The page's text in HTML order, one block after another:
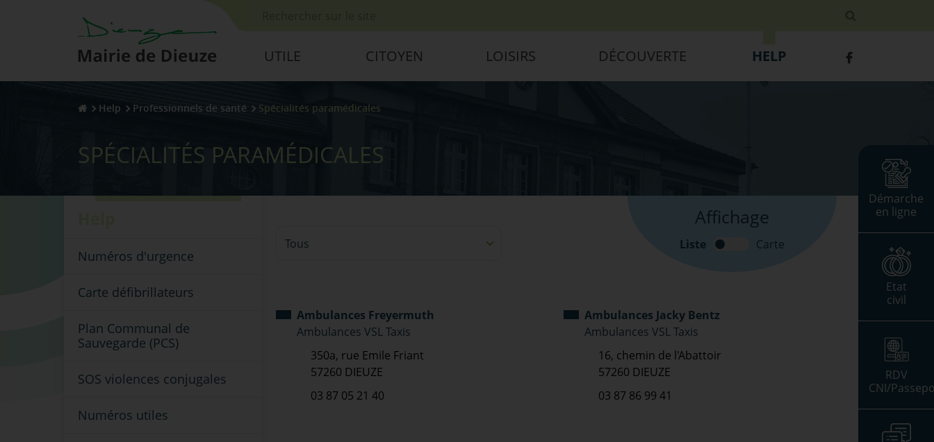
UTILE CITOYEN LOISIRS DÉCOUVERTE HELP
Démarche
en ligne
Etat
civil
RDV
CNI/
Help Professionnels de santé Spécialités paramédicales
SPÉCIALITÉS PARAMÉDICALES
Affichage
Liste Carte
Ambulances Freyermuth
Ambulances VSL Taxis
350a, rue Emile Friant
57260 DIEUZE
03 87 05 21 40
Ambulances Jacky Bentz
Ambulances VSL Taxis
16, chemin de l'Abattoir
57260 DIEUZE
03 87 86 99 41
Numéros d'urgence
Carte défibrillateurs
Plan Communal de
Sauvegarde (PCS)
SOS violences conjugales
Numéros utiles